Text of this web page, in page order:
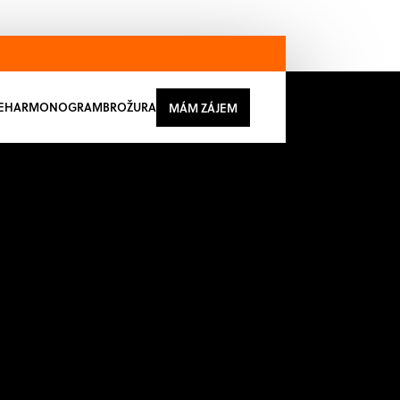
HARMONOGRAMBROŽURA MÁM ZÁJEM